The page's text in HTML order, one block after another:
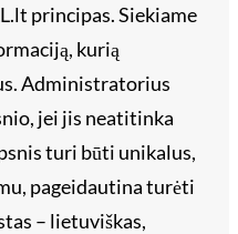
principas. Siekiame
kurią
Administratorius
jei jis neatitinka
turi būti unikalus,
pageidautina turėti
– lietuviškas,